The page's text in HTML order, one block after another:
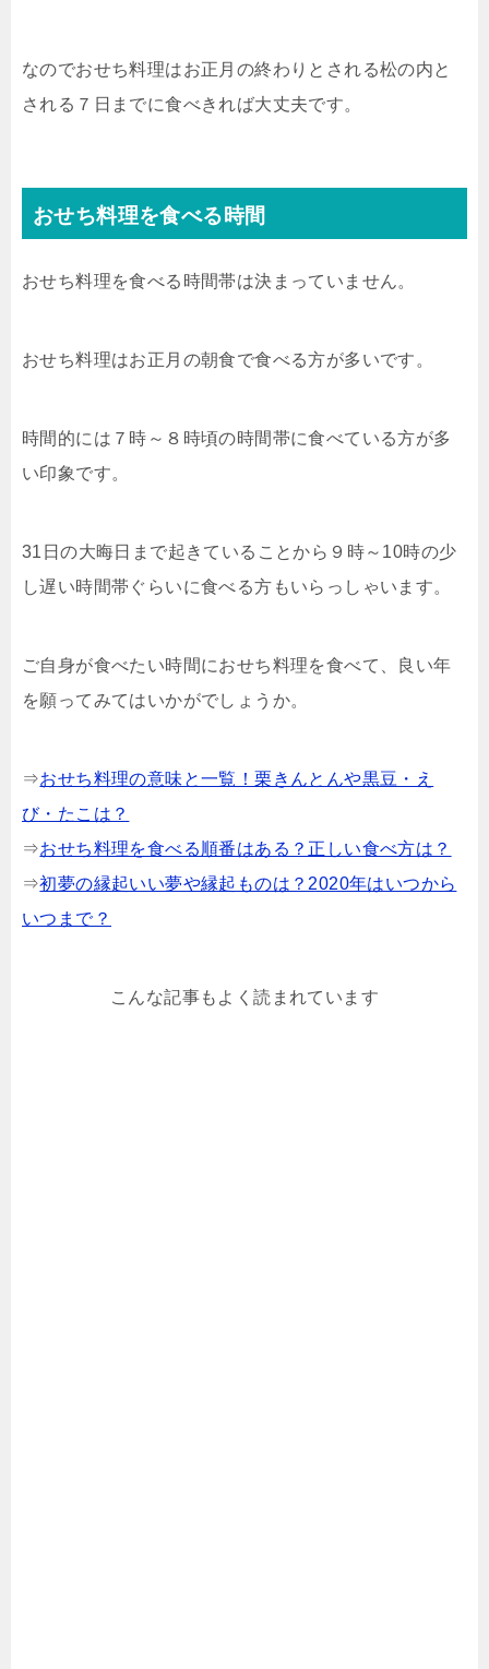
なのでおせち料理はお正月の終わりとされる松の内と
される７日までに食べきれば大丈夫です。
おせち料理を食べる時間
おせち料理を食べる時間帯は決まっていません。
おせち料理はお正月の朝食で食べる方が多いです。
時間的には７時～８時頃の時間帯に食べている方が多
い印象です。
31日の大晦日まで起きていることから９時～10時の少
し遅い時間帯ぐらいに食べる方もいらっしゃいます。
ご自身が食べたい時間におせち料理を食べて、良い年
を願ってみてはいかがでしょうか。
⇒おせち料理の意味と一覧！栗きんとんや黒豆・え
び・たこは？
⇒おせち料理を食べる順番はある？正しい食べ方は？
⇒初夢の縁起いい夢や縁起ものは？2020年はいつから
いつまで？
こんな記事もよく読まれています